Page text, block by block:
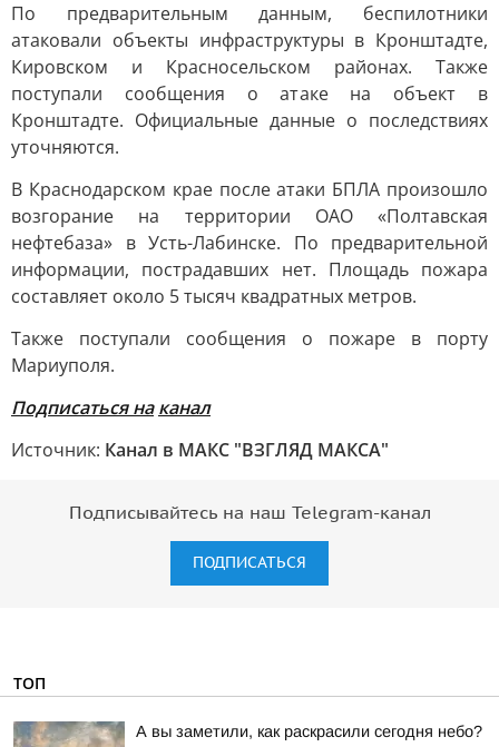
По предварительным данным, беспилотники
атаковали объекты инфраструктуры в Кронштадте,
Кировском и Красносельском районах. Также
поступали сообщения о атаке на объект в
Кронштадте. Официальные данные о последствиях
уточняются.
В Краснодарском крае после атаки БПЛА произошло
возгорание на территории ОАО «Полтавская
нефтебаза» в Усть-Лабинске. По предварительной
информации, пострадавших нет. Площадь пожара
составляет около 5 тысяч квадратных метров.
Также поступали сообщения о пожаре в порту
Мариуполя.
Подписаться на канал
Источник: Канал в МАКС "ВЗГЛЯД МАКСА"
Подписывайтесь на наш Telegram-канал
ПОДПИСАТЬСЯ
ТОП
А вы заметили, как раскрасили сегодня небо?